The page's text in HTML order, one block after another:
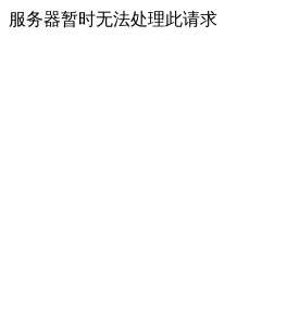
服务器暂时无法处理此请求